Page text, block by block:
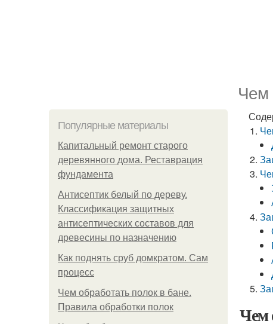
Чем
Популярные материалы
Капитальный ремонт старого
деревянного дома. Реставрация
фундамента
Антисептик белый по дереву.
Классификация защитных
антисептических составов для
древесины по назначению
Как поднять сруб домкратом. Сам
процесс
Чем обработать полок в бане.
Правила обработки полок
Чем